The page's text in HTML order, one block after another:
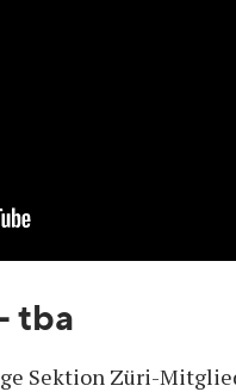
tba
Sektion Züri-